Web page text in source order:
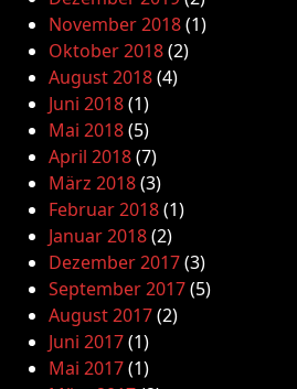
November 2018(1)
Oktober 2018(2)
August 2018(4)
Juni 2018(1)
Mai 2018(5)
April 2018(7)
März 2018(3)
Februar 2018(1)
Januar 2018(2)
Dezember 2017(3)
September 2017(5)
August 2017(2)
Juni 2017(1)
Mai 2017(1)